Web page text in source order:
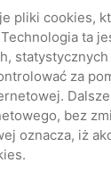
pliki cookies,
ta
za
bez
oznacza, iż